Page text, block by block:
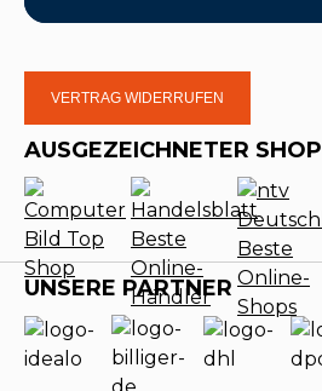
VERTRAG WIDERRUFEN
AUSGEZEICHNETER SHOP
UNSERE PARTNER